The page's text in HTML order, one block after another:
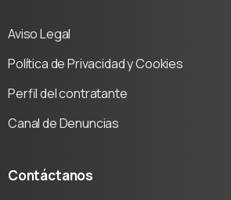
Aviso Legal
Política de Privacidad y Cookies
Perfil del contratante
Canal de Denuncias
Contáctanos